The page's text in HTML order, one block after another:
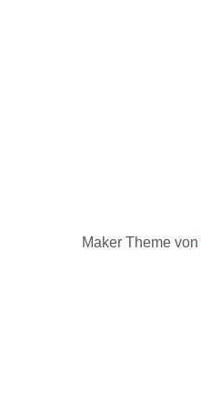
Maker Theme von